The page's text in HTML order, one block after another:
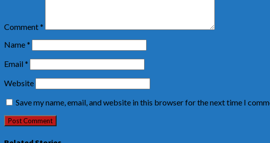
Comment*
Name*
Email*
Website
Save my name, email, and website in this browser for the next time I